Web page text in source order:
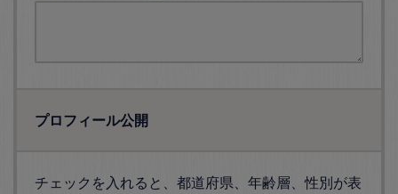
プロフィール公開
チェックを入れると、都道府県、年齢層、性別が表